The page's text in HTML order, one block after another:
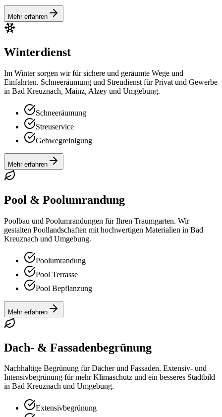
Mehr erfahren
Winterdienst
Im Winter sorgen wir für sichere und geräumte Wege und
Einfahrten. Schneeräumung und Streudienst für Privat und Gewerbe
in Bad Kreuznach, Mainz, Alzey und Umgebung.
Schneeräumung
Streuservice
Gehwegreinigung
Mehr erfahren
Pool & Poolumrandung
Poolbau und Poolumrandungen für Ihren Traumgarten. Wir
gestalten Poollandschaften mit hochwertigen Materialien in Bad
Kreuznach und Umgebung.
Poolumrandung
Pool Terrasse
Pool Bepflanzung
Mehr erfahren
Dach- & Fassadenbegrünung
Nachhaltige Begrünung für Dächer und Fassaden. Extensiv- und
Intensivbegrünung für mehr Klimaschutz und ein besseres Stadtbild
in Bad Kreuznach und Umgebung.
Extensivbegrünung